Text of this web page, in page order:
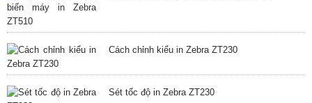
Cách chỉnh kiểu in Zebra ZT230
Sét tốc độ in Zebra ZT230